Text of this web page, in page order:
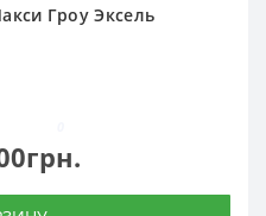
Гроу Эксель